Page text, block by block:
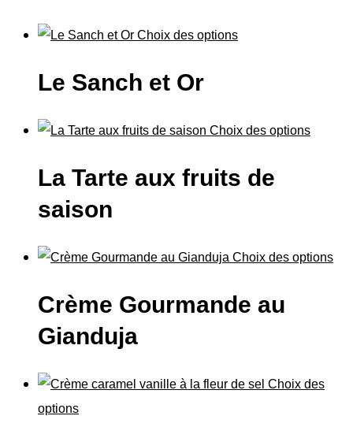
Choix des options
Le Sanch et Or
Choix des options
La Tarte aux fruits de
saison
Choix des options
Crème Gourmande au
Gianduja
Choix des
options